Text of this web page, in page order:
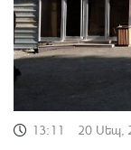
13:11 20 Սեպ,